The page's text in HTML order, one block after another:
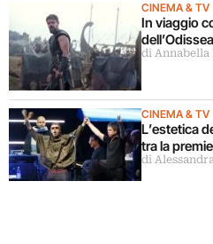
CINEMA & TV
In viaggio
di Annabella
CINEMA & TV
L’estetica
tra la
di